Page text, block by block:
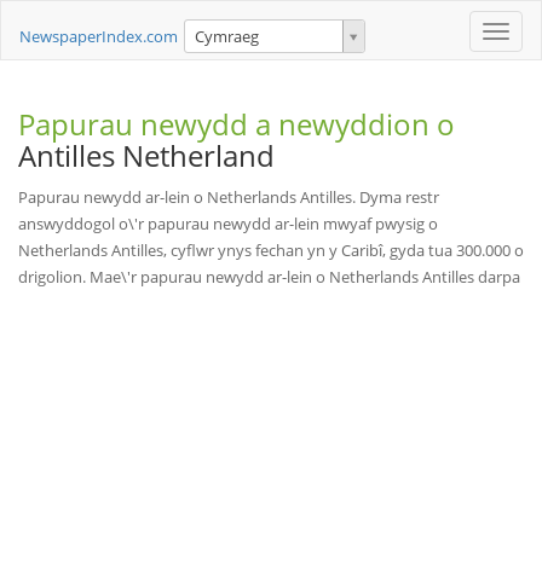
Toggle
NewspaperIndex.com Cymraeg
Papurau newydd a newyddion o
Antilles Netherland
Papurau newydd ar-lein o Netherlands Antilles. Dyma restr
answyddogol o\'r papurau newydd ar-lein mwyaf pwysig o
Netherlands Antilles, cyflwr ynys fechan yn y Caribî, gyda tua 300.000 o
drigolion. Mae\'r papurau newydd ar-lein o Netherlands Antilles darpa